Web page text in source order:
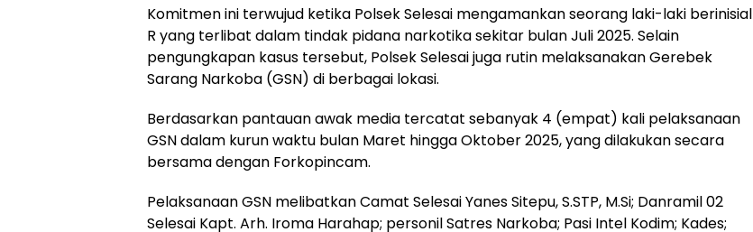
Komitmen ini terwujud ketika Polsek Selesai mengamankan seorang laki-laki berinisial
R yang terlibat dalam tindak pidana narkotika sekitar bulan Juli 2025. Selain
pengungkapan kasus tersebut, Polsek Selesai juga rutin melaksanakan Gerebek
Sarang Narkoba (GSN) di berbagai lokasi.
Berdasarkan pantauan awak media tercatat sebanyak 4 (empat) kali pelaksanaan
GSN dalam kurun waktu bulan Maret hingga Oktober 2025, yang dilakukan secara
bersama dengan Forkopincam.
Pelaksanaan GSN melibatkan Camat Selesai Yanes Sitepu, S.STP, M.Si; Danramil 02
Selesai Kapt. Arh. Iroma Harahap; personil Satres Narkoba; Pasi Intel Kodim; Kades;